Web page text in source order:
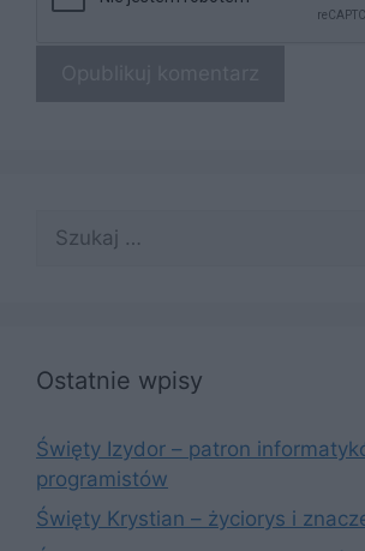
Ostatnie wpisy
Święty Izydor – patron
programistów
Święty Krystian – życiorys i